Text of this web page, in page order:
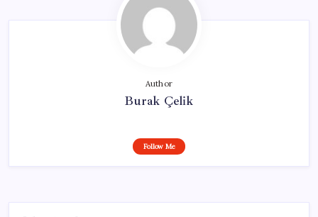
Author
Burak Çelik
Follow Me